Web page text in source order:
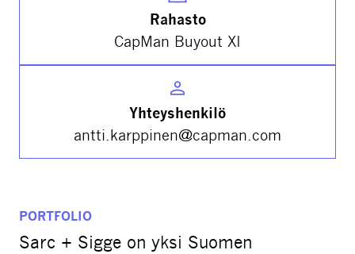
Rahasto
CapMan Buyout XI
Yhteyshenkilö
antti.karppinen@capman.com
PORTFOLIO
Sarc + Sigge on yksi Suomen